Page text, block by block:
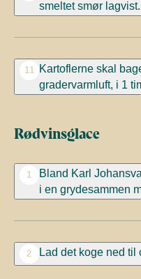
smeltet smør lagvist.
11 Kartoflerne skal
gradervarmluft, i 1
Rødvinsglace
1 Bland Karl
i en grydesammen
2 Lad det koge ned til